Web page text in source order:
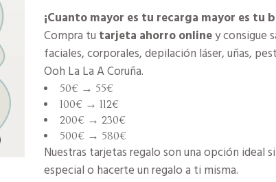
¡Cuanto mayor es tu recarga mayor es tu
Compra tu tarjeta ahorro onliney consigue
faciales, corporales, depilación láser, uñas,
Ooh La La A Coruña.
50€ → 55€
100€ → 112€
200€ → 230€
500€ → 580€
Nuestras tarjetas regalo son una opción ideal
especial o hacerte un regalo a ti misma.